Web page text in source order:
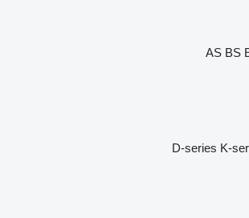
AS BS
D-series K-